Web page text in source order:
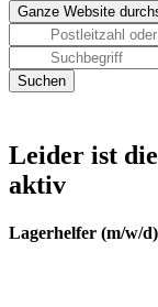
Leider ist
aktiv
Lagerhelfer (m/w/d)